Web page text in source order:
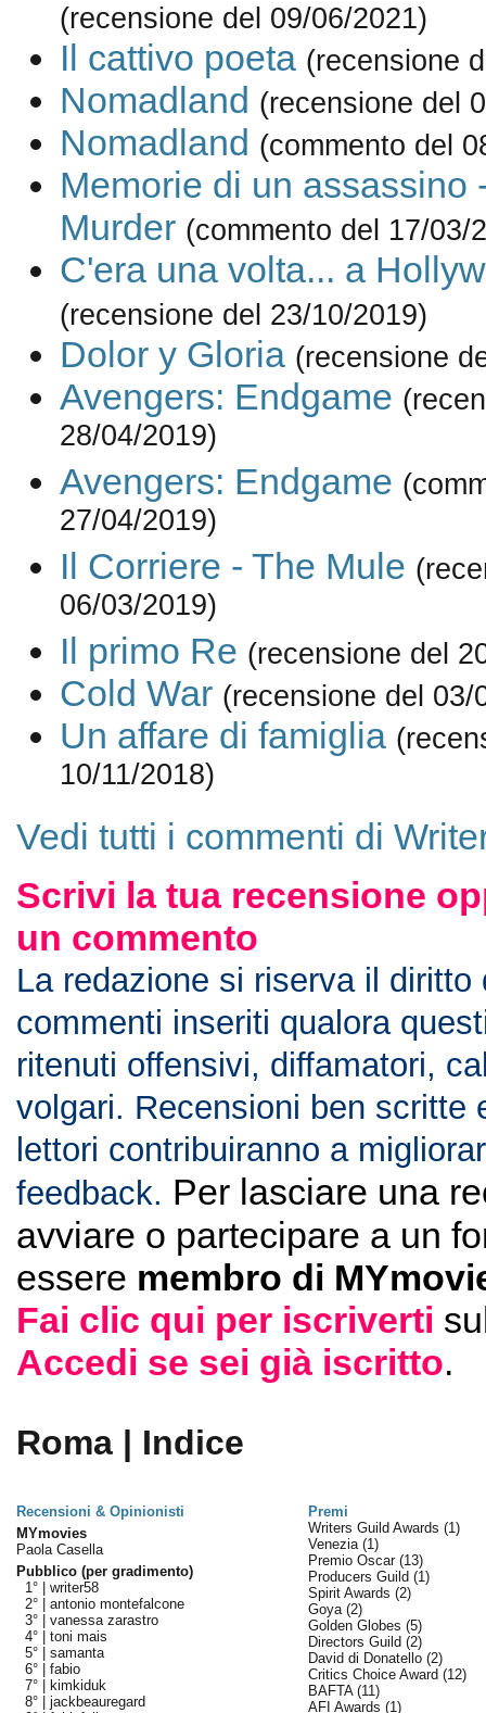
(recensione del 09/06/2021)
Il cattivo poeta (recensione
Nomadland (recensione del
Nomadland (commento del
Memorie di un assassino
Murder (commento del 17/03/
C'era una volta... a
(recensione del 23/10/2019)
Dolor y Gloria (recensione
Avengers: Endgame
28/04/2019)
Avengers: Endgame
27/04/2019)
Il Corriere - The Mule
06/03/2019)
Il primo Re (recensione del
Cold War (recensione del 03/
Un affare di famiglia
10/11/2018)
Vedi tutti i commenti di
Scrivi la tua recensione
un commento
La redazione si riserva il diritto
commenti inseriti qualora
ritenuti offensivi, diffamatori,
volgari. Recensioni ben scritte
lettori contribuiranno a
feedback. Per lasciare una
avviare o partecipare a un
essere membro di
Fai clic qui per iscriverti
Accedi se sei già iscritto.
Roma | Indice
Recensioni & Opinionisti
Premi
MYmovies
Paola Casella
Pubblico (per gradimento)
1° | writer58
2° | antonio montefalcone
3° | vanessa zarastro
4° | toni mais
5° | samanta
6° | fabio
7° |
kimkiduk
8° | jackbeauregard
Writers Guild Awards (1)
Venezia (1)
Premio Oscar (13)
Producers Guild (1)
Spirit Awards (2)
Goya (2)
Golden Globes (5)
Directors Guild (2)
David di Donatello (2)
Critics Choice Award (12)
BAFTA (11)
AFI Awards (1)